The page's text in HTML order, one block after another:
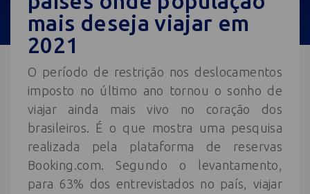
mais deseja viajar em
2021
O período de restrição nos deslocamentos
imposto no último ano tornou o sonho de
viajar ainda mais vivo no coração dos
brasileiros. É o que mostra uma pesquisa
realizada pela plataforma de reservas
Booking.com. Segundo o levantamento,
para 63% dos entrevistados no país, viajar